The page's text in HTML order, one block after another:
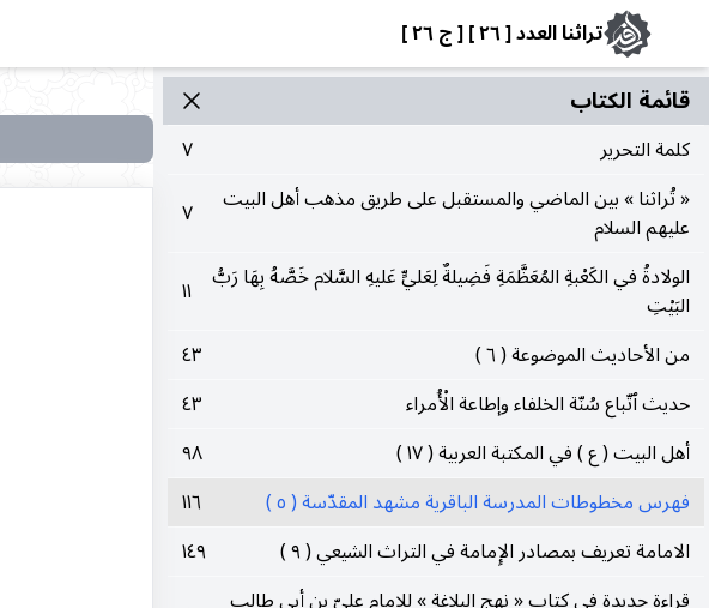
تراثنا العدد [ ٢٦ ] [ ج ٢٦ ]
قائمة الکتاب
كلمة التحرير
٧
« تُراثنا » بين الماضي والمستقبل على طريق مذهب أهل البيت
عليهم السلام
٧
الولادةُ في الكَعْبةِ المُعَظَّمَةِ فَضِيلةٌ لِعَليٍّ عَليهِ السَّلام خَصَّهُ بِهَا رَبُّ
البَيْتِ
١١
من الأحاديث الموضوعة ( ٦ )
٤٣
حديث ٱتّباع سُنّة الخلفاء وإطاعة الْأُمراء
٤٣
أهل البيت ( ع ) في المكتبة العربية ( ١٧ )
٩٨
فهرس مخطوطات المدرسة الباقرية مشهد المقدّسة ( ٥ )
١١٦
الامامة تعريف بمصادر الإِمامة في التراث الشيعي ( ٩ )
١٤٩
البحث
البحث
في